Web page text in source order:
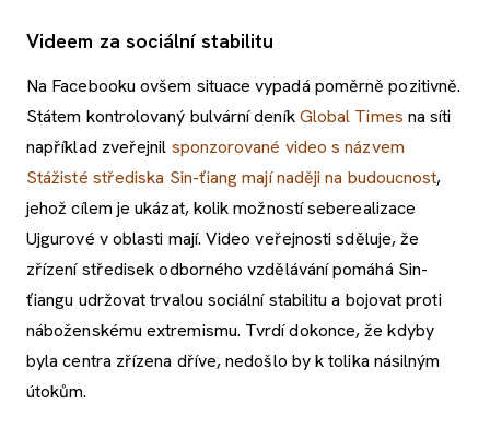
Videem za sociální stabilitu
Na Facebooku ovšem situace vypadá poměrně pozitivně.
Státem kontrolovaný bulvární deníkGlobal Times na síti
například zveřejnil sponzorované video s názvem
Stážisté střediska Sin-ťiang mají naději na budoucnost,
jehož cílem je ukázat, kolik možností seberealizace
Ujgurové v oblasti mají. Video veřejnosti sděluje, že
zřízení středisek odborného vzdělávání pomáhá Sin-
ťiangu udržovat trvalou sociální stabilitu a bojovat proti
náboženskému extremismu. Tvrdí dokonce, že kdyby
byla centra zřízena dříve, nedošlo by k tolika násilným
útokům.